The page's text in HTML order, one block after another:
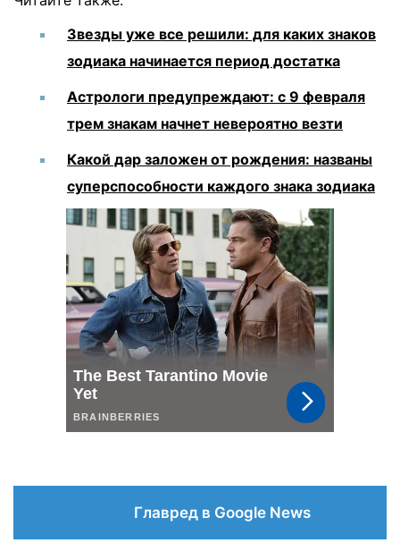
Звезды уже все решили: для каких знаков
зодиака начинается период достатка
Астрологи предупреждают: с 9 февраля
трем знакам начнет невероятно везти
Какой дар заложен от рождения: названы
суперспособности каждого знака зодиака
Главред в Google News